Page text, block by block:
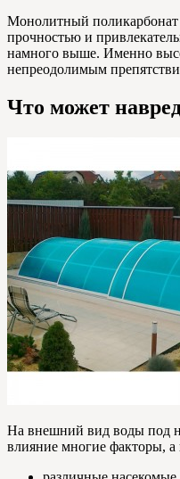
Монолитный поликарбонат
прочностью и
намного выше. Именно
непреодолимым
Что может
На внешний вид воды под
влияние многие факторы, а